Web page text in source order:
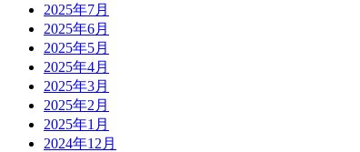
2025年7月
2025年6月
2025年5月
2025年4月
2025年3月
2025年2月
2025年1月
2024年12月